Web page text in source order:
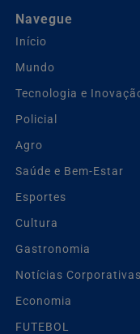
Navegue
Início
Mundo
Tecnologia e
Policial
Agro
Saúde e Bem-Estar
Esportes
Cultura
Gastronomia
Notícias Corporativas
Economia
FUTEBOL